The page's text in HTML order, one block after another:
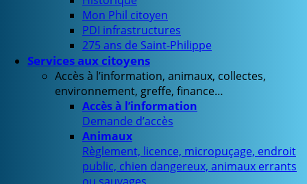
Mon Phil citoyen
PDI infrastructures
275 ans de Saint-Philippe
Services aux citoyens
Accès à l’information, animaux, collectes,
environnement, greffe, finance…
Accès à l’information
Demande d’accès
Animaux
Règlement, licence, micropuçage, endroit
public, chien dangereux, animaux errants